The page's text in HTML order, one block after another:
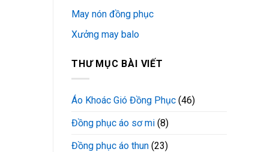
May nón đồng phục
Xưởng may balo
THƯ MỤC BÀI VIẾT
Áo Khoác Gió Đồng Phục (46)
Đồng phục áo sơ mi (8)
Đồng phục áo thun (23)